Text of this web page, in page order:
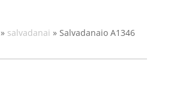
» salvadanai » Salvadanaio A1346